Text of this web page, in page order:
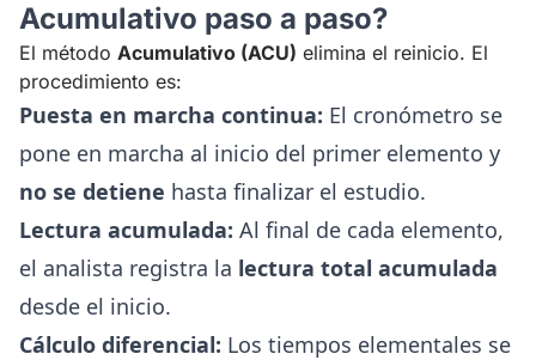
Acumulativo paso a paso?
El método Acumulativo (ACU) elimina el reinicio. El
procedimiento es:
Puesta en marcha continua: El cronómetro se
pone en marcha al inicio del primer elemento y
no se detiene hasta finalizar el estudio.
Lectura acumulada: Al final de cada elemento,
el analista registra la lectura total acumulada
desde el inicio.
Cálculo diferencial: Los tiempos elementales se